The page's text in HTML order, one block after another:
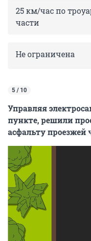
25 км/час по
части
Не ограничена
5 / 10
Управляя
пункте, решили
асфальту проезжей